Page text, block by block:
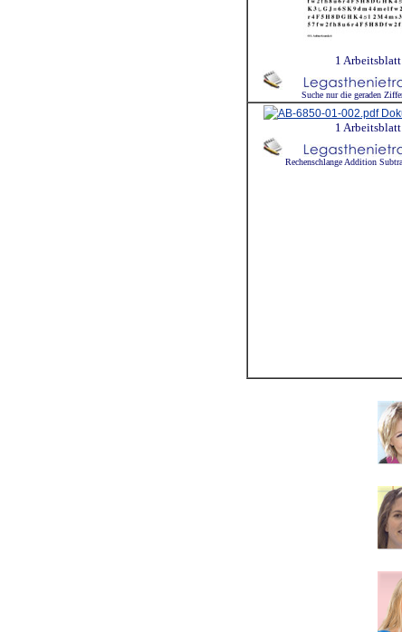
1 Arbeitsblatt
Suche nur die geraden
1 Arbeitsblatt
Rechenschlange Addition